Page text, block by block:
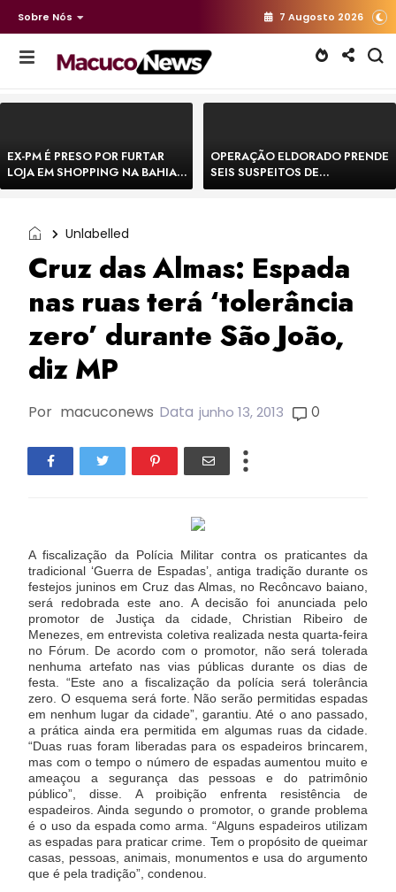
Sobre Nós 7 Augosto 2026
EX-PM É PRESO POR FURTAR
LOJA EM SHOPPING NA BAHIA E
ESCAPA CORRENDO DE
OPERAÇÃO ELDORADO PRENDE
SEIS SUSPEITOS DE
MOVIMENTAR R$ 25 MILHÕES
Unlabelled
Cruz das Almas: Espada
nas ruas terá ‘tolerância
zero’ durante São João,
diz MP
Por macuconews Data junho 13, 2013 0
A fiscalização da Polícia Militar contra os praticantes da
tradicional ‘Guerra de Espadas’, antiga tradição durante os
festejos juninos em Cruz das Almas, no Recôncavo baiano,
será redobrada este ano. A decisão foi anunciada pelo
promotor de Justiça da cidade, Christian Ribeiro de
Menezes, em entrevista coletiva realizada nesta quarta-feira
no Fórum. De acordo com o promotor, não será tolerada
nenhuma artefato nas vias públicas durante os dias de
festa. “Este ano a fiscalização da polícia será tolerância
zero. O esquema será forte. Não serão permitidas espadas
em nenhum lugar da cidade”, garantiu. Até o ano passado,
a prática ainda era permitida em algumas ruas da cidade.
“Duas ruas foram liberadas para os espadeiros brincarem,
mas com o tempo o número de espadas aumentou muito e
ameaçou a segurança das pessoas e do patrimônio
público”, disse. A proibição enfrenta resistência de
espadeiros. Ainda segundo o promotor, o grande problema
é o uso da espada como arma. “Alguns espadeiros utilizam
as espadas para praticar crime. Tem o propósito de queimar
casas, pessoas, animais, monumentos e usa do argumento
que é pela tradição”, condenou.